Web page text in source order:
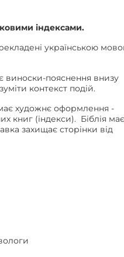
індексами.
українською
виноски-пояснення внизу
контекст подій.
художнє оформлення -
книг (індекси). Біблія має
захищає сторінки від